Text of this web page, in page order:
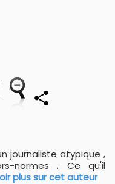
journaliste atypique ,
normes . Ce qu'il
plus sur cet auteur